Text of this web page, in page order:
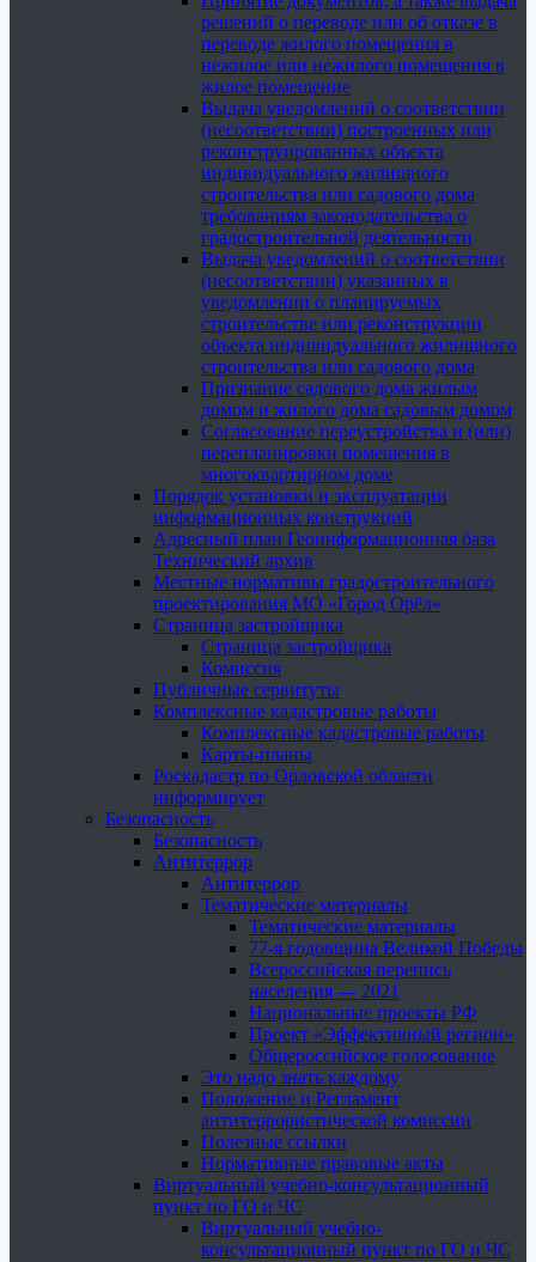
решений о переводе или об отказе в
переводе жилого помещения в
нежилое или нежилого помещения в
жилое помещение
Выдача уведомлений о соответствии
(несоответствии) построенных или
реконструированных объекта
индивидуального жилищного
строительства или садового дома
требованиям законодательства о
градостроительной деятельности
Выдача уведомлений о соответствии
(несоответствии) указанных в
уведомлении о планируемых
строительстве или реконструкции
объекта индивидуального жилищного
строительства или садового дома
Признание садового дома жилым
домом и жилого дома садовым домом
Согласование переустройства и (или)
перепланировки помещения в
многоквартирном доме
Порядок установки и эксплуатации
информационных конструкций
Адресный план Геоинформационная база
Технический архив
Местные нормативы градостроительного
проектирования МО «Город Орёл»
Страница застройщика
Страница застройщика
Комиссия
Публичные сервитуты
Комплексные кадастровые работы
Комплексные кадастровые работы
Карты-планы
Роскадастр по Орловской области
информирует
Безопасность
Безопасность
Антитеррор
Антитеррор
Тематические материалы
Тематические материалы
77-я годовщина Великой Победы
Всероссийская перепись
населения — 2021
Национальные проекты РФ
Проект «Эффективный регион»
Общероссийское голосование
Это надо знать каждому
Положение и Регламент
антитеррористической комиссии
Полезные ссылки
Нормативные правовые акты
Виртуальный учебно-консультационный
пункт по ГО и ЧС
Виртуальный учебно-
консультационный пункт по ГО и ЧС